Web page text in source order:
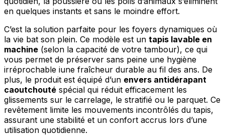
en quelques instants et sans le moindre effort.
C’est la solution parfaite pour les foyers dynamiques où
la vie bat son plein. Ce modèle est un tapis lavable en
machine (selon la capacité de votre tambour), ce qui
vous permet de préserver sans peine une hygiène
irréprochable iune fraîcheur durable au fil des ans. De
plus, le produit est équipé d’un envers antidérapant
caoutchouté spécial qui réduit efficacement les
glissements sur le carrelage, le stratifié ou le parquet. Ce
revêtement limite les mouvements incontrôlés du tapis,
assurant une stabilité et un confort accrus lors d’une
utilisation quotidienne.